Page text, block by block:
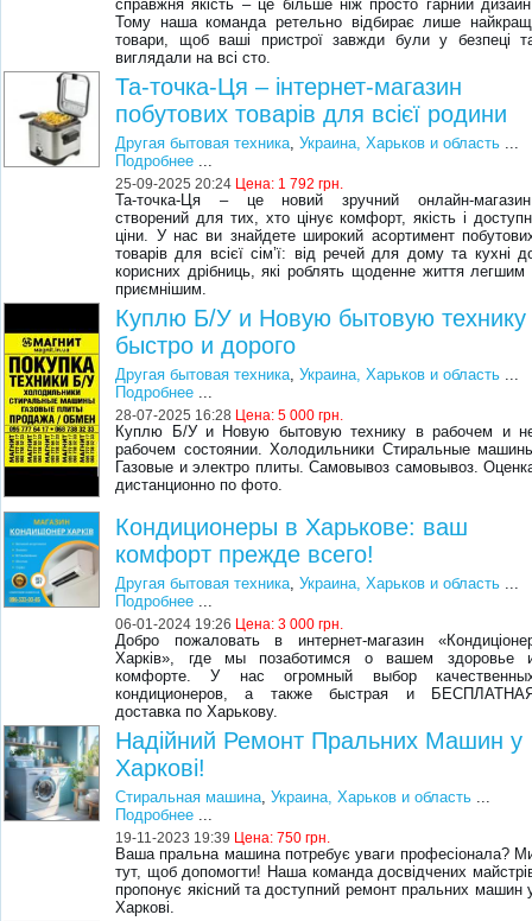
справжня якість – це більше ніж просто гарний
Тому наша команда ретельно відбирає лише
товари, щоб ваші пристрої завжди були у безпеці
виглядали на всі сто.
Та-точка-Ця – інтернет-магазин
побутових товарів для всієї родини
Другая бытовая техника,Украина, Харьков и область ...
Подробнее ...
25-09-2025 20:24 Цена: 1 792 грн.
Та-точка-Ця – це новий зручний онлайн-
створений для тих, хто цінує комфорт, якість і
ціни. У нас ви знайдете широкий асортимент
товарів для всієї сім’ї: від речей для дому та кухні
корисних дрібниць, які роблять щоденне життя легшим
приємнішим.
Куплю Б/У и Новую бытовую технику
быстро и дорого
Другая бытовая техника,Украина, Харьков и область ...
Подробнее ...
28-07-2025 16:28 Цена:5 000 грн.
Куплю Б/У и Новую бытовую технику в рабочем и
рабочем состоянии. Холодильники Стиральные
Газовые и электро плиты. Самовывоз самовывоз.
дистанционно по фото.
Кондиционеры в Харькове: ваш
комфорт прежде всего!
Другая бытовая техника ,Украина, Харьков и область
Подробнее
06-01-2024 19:26 Цена:3 000 грн.
Добро пожаловать в интернет-магазин
Харків», где мы позаботимся о вашем здоровье
комфорте. У нас огромный выбор
кондиционеров, а также быстрая и
доставка по Харькову.
Надійний Ремонт Пральних Машин у
Харкові!
Стиральная машина ,Украина, Харьков и область
Подробнее
19-11-2023 19:39 Цена:750 грн.
Ваша пральна машина потребує уваги професіонала?
тут, щоб допомогти! Наша команда досвідчених
пропонує якісний та доступний ремонт пральних машин
Харкові.